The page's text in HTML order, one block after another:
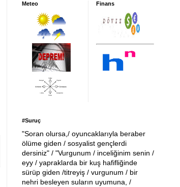
Meteo Finans
#Suruç
"Soran olursa,/ oyuncaklarıyla beraber
ölüme giden / sosyalist gençlerdi
dersiniz" / "Vurgunum / inceliğinim senin /
eyy / yapraklarda bir kuş hafifliğinde
sürüp giden /titreyiş / vurgunum / bir
nehri besleyen suların uyumuna, /